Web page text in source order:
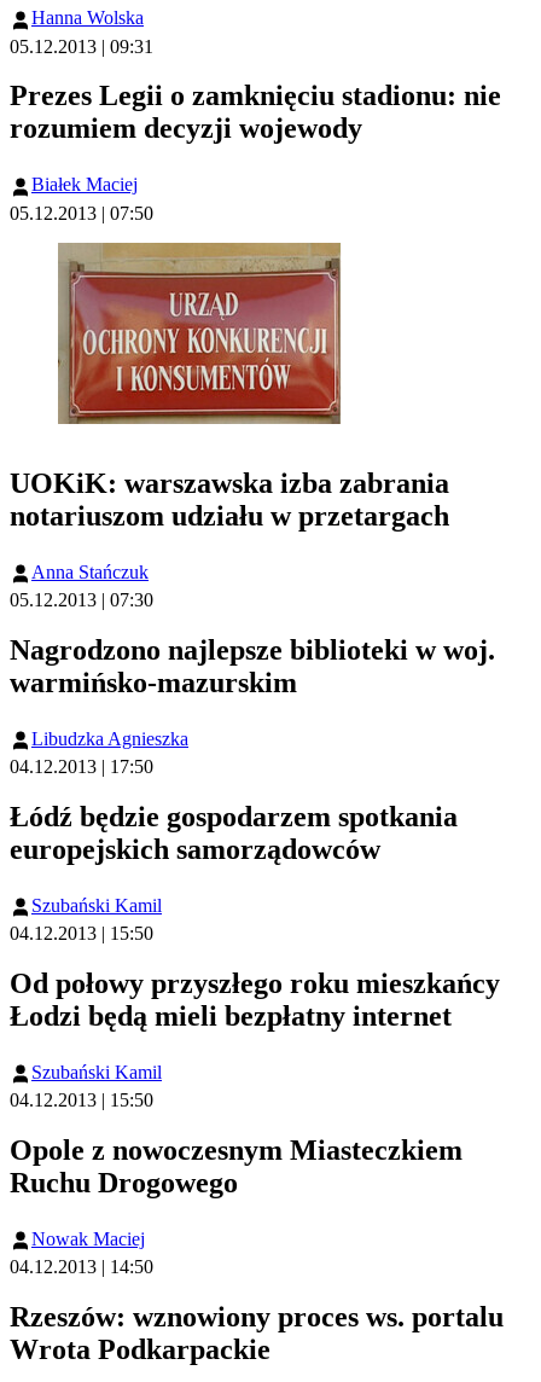
Hanna Wolska
05.12.2013 | 09:31
Prezes Legii o zamknięciu stadionu: nie
rozumiem decyzji wojewody
Białek Maciej
05.12.2013 | 07:50
UOKiK: warszawska izba zabrania
notariuszom udziału w przetargach
Anna Stańczuk
05.12.2013 | 07:30
Nagrodzono najlepsze biblioteki w woj.
warmińsko-mazurskim
Libudzka Agnieszka
04.12.2013 | 17:50
Łódź będzie gospodarzem spotkania
europejskich samorządowców
Szubański Kamil
04.12.2013 | 15:50
Od połowy przyszłego roku mieszkańcy
Łodzi będą mieli bezpłatny internet
Szubański Kamil
04.12.2013 | 15:50
Opole z nowoczesnym Miasteczkiem
Ruchu Drogowego
Nowak Maciej
04.12.2013 | 14:50
Rzeszów: wznowiony proces ws. portalu
Wrota Podkarpackie